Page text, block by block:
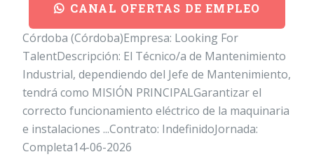
CANAL OFERTAS DE EMPLEO
Córdoba (Córdoba)Empresa: Looking For
TalentDescripción: El Técnico/a de Mantenimiento
Industrial, dependiendo del Jefe de Mantenimiento,
tendrá como MISIÓN PRINCIPALGarantizar el
correcto funcionamiento eléctrico de la maquinaria
e instalaciones ...Contrato: IndefinidoJornada:
Completa14-06-2026